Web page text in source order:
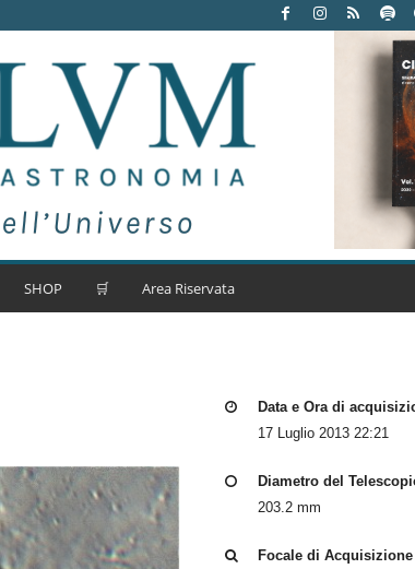
SHOP 🛒 Area Riservata
Data e Ora di
17 Luglio 2013 22:21
Diametro del
203.2 mm
Focale di Acquisizione